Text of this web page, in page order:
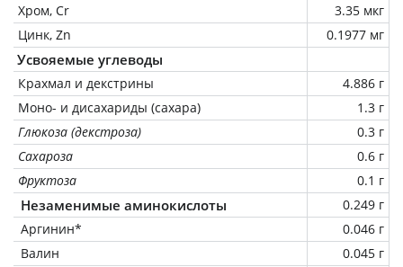
Хром, Cr
3.35 мкг
Цинк, Zn
0.1977 мг
Усвояемые углеводы
Крахмал и декстрины
4.886 г
Моно- и дисахариды (сахара)
1.3 г
Глюкоза (декстроза)
0.3 г
Сахароза
0.6 г
Фруктоза
0.1 г
Незаменимые аминокислоты
0.249 г
Аргинин*
0.046 г
Валин
0.045 г